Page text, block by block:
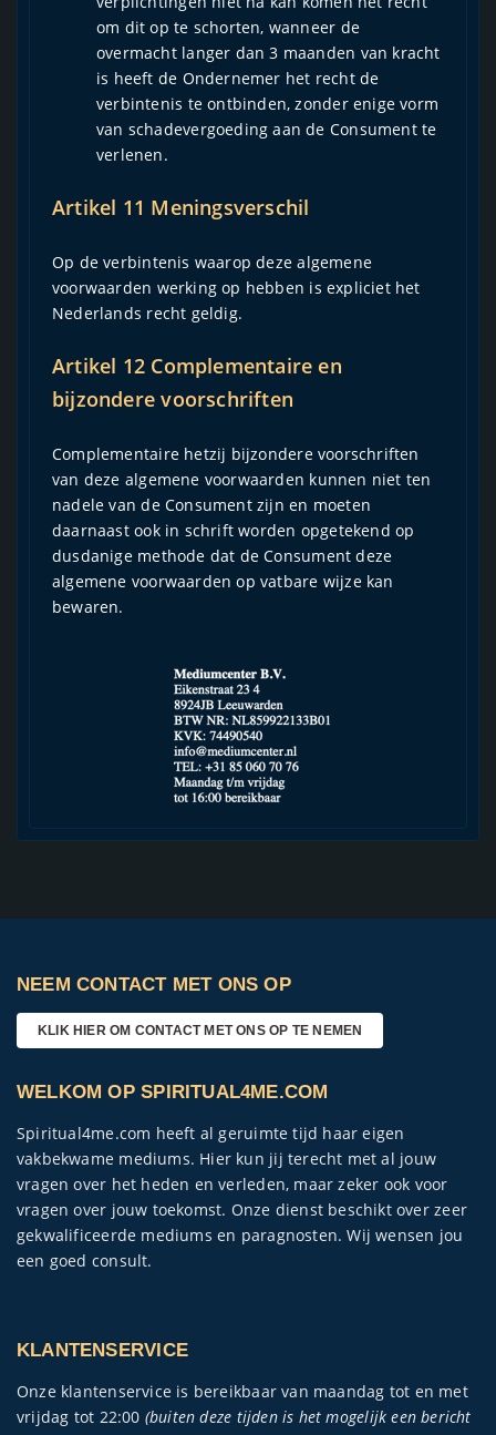
om dit op te schorten, wanneer de
overmacht langer dan 3 maanden van kracht
is heeft de Ondernemer het recht de
verbintenis te ontbinden, zonder enige vorm
van schadevergoeding aan de Consument te
verlenen.
Artikel 11 Meningsverschil
Op de verbintenis waarop deze algemene
voorwaarden werking op hebben is expliciet het
Nederlands recht geldig.
Artikel 12 Complementaire en
bijzondere voorschriften
Complementaire hetzij bijzondere voorschriften
van deze algemene voorwaarden kunnen niet ten
nadele van de Consument zijn en moeten
daarnaast ook in schrift worden opgetekend op
dusdanige methode dat de Consument deze
algemene voorwaarden op vatbare wijze kan
bewaren.
NEEM CONTACT MET ONS OP
KLIK HIER OM CONTACT MET ONS OP TE NEMEN
WELKOM OP SPIRITUAL4ME.COM
Spiritual4me.com heeft al geruimte tijd haar eigen
vakbekwame mediums. Hier kun jij terecht met al jouw
vragen over het heden en verleden, maar zeker ook voor
vragen over jouw toekomst. Onze dienst beschikt over zeer
gekwalificeerde mediums en paragnosten. Wij wensen jou
een goed consult.
KLANTENSERVICE
Onze klantenservice is bereikbaar van maandag tot en met
vrijdag tot 22:00 (buiten deze tijden is het mogelijk een bericht